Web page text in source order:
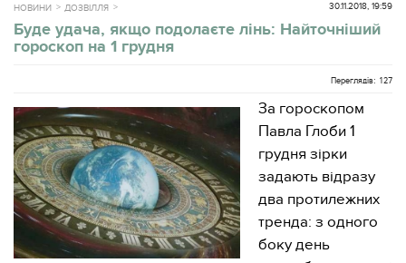
НОВИНИ ДОЗВІЛЛЯ 30.11.2018, 19:59
Буде удача, якщо подолаєте лінь: Найточніший
гороскоп на 1 грудня
Переглядів: 127
За гороскопом
Павла Глоби 1
грудня зірки
задають відразу
два протилежних
тренда: з одного
боку день